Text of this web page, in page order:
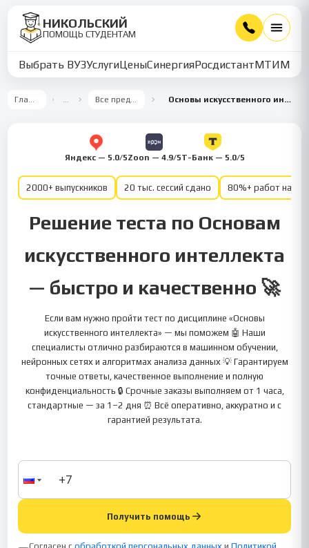
НИКОЛЬСКИЙ
ПОМОЩЬ СТУДЕНТАМ
Выбрать ВУЗУслугиЦеныСинергияРосдистантМТИММУ
Главная … Все предметы Основы искусственного интеллекта
Яндекс — 5.0/5Zoon — 4.9/5Т-Банк — 5.0/5
2000+ выпускников 20 тыс. сессий сдано 80%+ работ на
Решение теста по Основам
искусственного интеллекта
— быстро и качественно 🚀
Если вам нужно пройти тест по дисциплине «Основы
искусственного интеллекта» — мы поможем 🤖 Наши
специалисты отлично разбираются в машинном обучении,
нейронных сетях и алгоритмах анализа данных 💡 Гарантируем
точные ответы, качественное выполнение и полную
конфиденциальность 🔒 Срочные заказы выполняем от 1 часа,
стандартные — за 1–2 дня ⏰ Всё оперативно, аккуратно и с
гарантией результата.
Получить помощь